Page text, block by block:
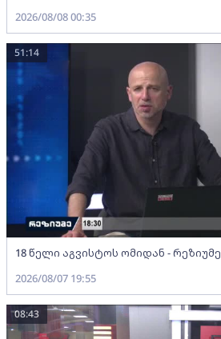
2026/08/08 00:35
18 წელი აგვისტოს ომიდან - რეზიუმე
51:14
2026/08/07 19:55
08:43